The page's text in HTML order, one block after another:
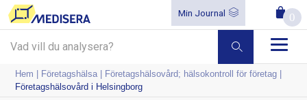
Min Journal 0
Hem | Företagshälsa | Företagshälsovård; hälsokontroll för företag |
Företagshälsovård i Helsingborg